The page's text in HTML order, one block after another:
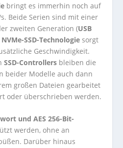
bringt es immerhin noch auf
Beide Serien sind mit einer
zweiten Generation (USB
NVMe-SSD-Technologie sorgt
Geschwindigkeit.
SSD-Controllers bleiben die
beider Modelle auch dann
großen Dateien gearbeitet
oder überschrieben werden.
und AES 256-Bit-
werden, ohne an
Darüber hinaus